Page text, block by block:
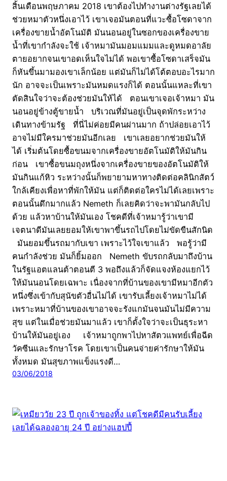
สิ้นเดือนพฤษภาคม 2018 เขาต้องไปทำงานต่างรัฐเลยได้
ช่วยหมาตัวหนึ่งเอาไว้ เขาเจอมันตอนที่แวะซื้อโซดาจาก
เครื่องขายน้ำอัตโนมัติ มันนอนอยู่ในซอกของเครื่องขาย
น้ำที่เขากำลังจะใช้ เจ้าหมามันมอมแมมและดูหมดอาลัย
ตายอยากจนเขาอดเห็นใจไม่ได้ พอเขาซื้อโซดาเสร็จมัน
ก็หันขึ้นมามองเขาเล็กน้อย แต่มันก็ไม่ได้โต้ตอบอะไรมาก
นัก อาจจะเป็นเพราะมันหมดแรงก็ได้ ตอนนั้นแหละที่เขา
ตัดสินใจว่าจะต้องช่วยมันให้ได้ ตอนเขาเจอเจ้าหมา มัน
นอนอยู่ข้างตู้ขายน้ำ บริเวณที่มันอยู่เป็นจุดพักระหว่าง
เดินทางข้ามรัฐ ที่นี่ไม่ค่อยมีคนผ่านมาก ถ้าปล่อยเอาไว้
อาจไม่มีใครมาช่วยมันอีกเลย เขาเลยอยากช่วยมันให้
ได้ เริ่มต้นโดยซื้อขนมจากเครื่องขายอัตโนมัติให้มันกิน
ก่อน เขาซื้อขนมถุงหนึ่งจากเครื่องขายของอัตโนมัติให้
มันกินแก้หิว ระหว่างนั้นก็พยายามหาทางติดต่อคลินิกสัตว์
ใกล้เคียงเพื่อหาที่พักให้มัน แต่ก็ติดต่อใครไม่ได้เลยเพราะ
ตอนนั้นดึกมากแล้ว Nemeth ก็เลยคิดว่าจะพามันกลับไป
ด้วย แล้วหาบ้านให้มันเอง โชคดีที่เจ้าหมารู้ว่าเขามี
เจตนาดีมันเลยยอมให้เขาพาขึ้นรถไปโดยไม่ขัดขืนสักนิด
มันยอมขึ้นรถมากับเขา เพราะไว้ใจเขาแล้ว พอรู้ว่ามี
คนกำลังช่วย มันก็ยิ้มออก Nemeth ขับรถกลับมาถึงบ้าน
ในรัฐแอตแลนต้าตอนตี 3 พอถึงแล้วก็จัดแจงห้องแยกไว้
ให้มันนอนโดยเฉพาะ เนื่องจากที่บ้านของเขามีหมาอีกตัว
หนึ่งซึ่งเข้ากับสุนัขตัวอื่นไม่ได้ เขารับเลี้ยงเจ้าหมาไม่ได้
เพราะหมาที่บ้านของเขาอาจจะรังแกมันจนมันไม่มีความ
สุข แต่ในเมื่อช่วยมันมาแล้ว เขาก็ตั้งใจว่าจะเป็นธุระหา
บ้านให้มันอยู่เอง เจ้าหมาถูกพาไปหาสัตวแพทย์เพื่อฉีด
วัคซีนและรักษาโรค โดยเขาเป็นคนจ่ายค่ารักษาให้มัน
ทั้งหมด มันสุขภาพแข็งแรงดี…
03/06/2018